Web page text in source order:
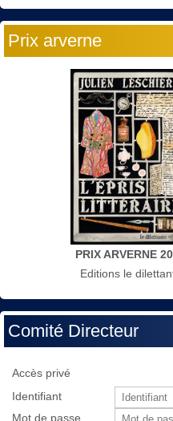
Prix arverne
PRIX ARVERNE
Editions le
Comité Directeur
Accès privé
Identifiant
Mot de passe